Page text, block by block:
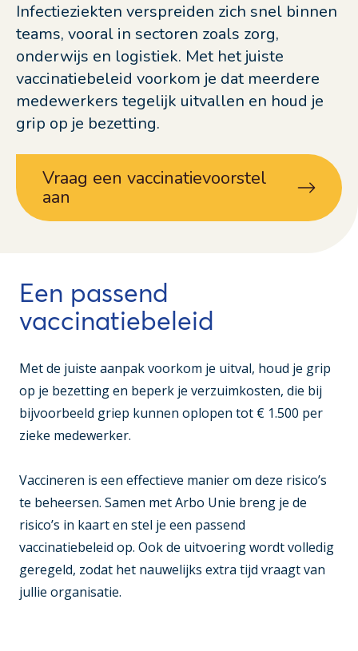
Vraag een vaccinatievoorstel
aan
Infectieziekten verspreiden zich snel binnen
teams, vooral in sectoren zoals zorg,
onderwijs en logistiek. Met het juiste
vaccinatiebeleid voorkom je dat meerdere
medewerkers tegelijk uitvallen en houd je
grip op je bezetting.
Een passend
vaccinatiebeleid
Met de juiste aanpak voorkom je uitval, houd je grip
op je bezetting en beperk je verzuimkosten, die bij
bijvoorbeeld griep kunnen oplopen tot € 1.500 per
zieke medewerker.
Vaccineren is een effectieve manier om deze risico’s
te beheersen. Samen met Arbo Unie breng je de
risico’s in kaart en stel je een passend
vaccinatiebeleid op. Ook de uitvoering wordt volledig
geregeld, zodat het nauwelijks extra tijd vraagt van
jullie organisatie.